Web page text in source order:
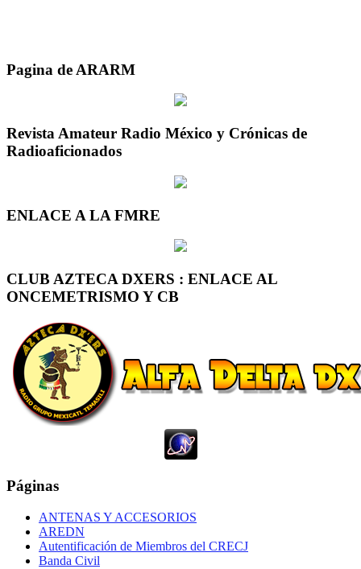
Pagina de ARARM
Revista Amateur Radio México y Crónicas de
Radioaficionados
ENLACE A LA FMRE
CLUB AZTECA DXERS : ENLACE AL
ONCEMETRISMO Y CB
Páginas
ANTENAS Y ACCESORIOS
AREDN
Autentificación de Miembros del CRECJ
Banda Civil